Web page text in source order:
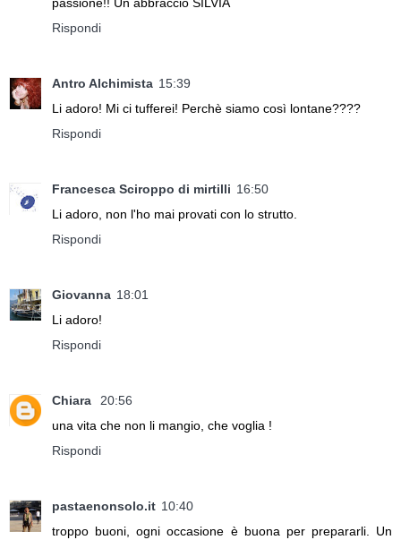
Rispondi
Antro Alchimista 15:39
Li adoro! Mi ci tufferei! Perchè siamo così lontane????
Rispondi
Francesca Sciroppo di mirtilli 16:50
Li adoro, non l'ho mai provati con lo strutto.
Rispondi
Giovanna 18:01
Li adoro!
Rispondi
Chiara
20:56
una vita che non li mangio, che voglia !
Rispondi
pastaenonsolo.it 10:40
troppo buoni, ogni occasione è buona per prepararli. Un